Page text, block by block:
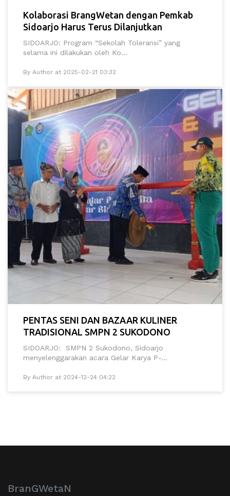
Kolaborasi BrangWetan dengan Pemkab
Sidoarjo Harus Terus Dilanjutkan
SIDOARJO: Program “Sekolah Toleransi” yang
selama ini dilakukan oleh Ko...
By Author at 2025-02-21 03:32
PENTAS SENI DAN BAZAAR KULINER
TRADISIONAL SMPN 2 SUKODONO
SIDOARJO: SMPN 2 Sukodono, Sidoarjo
menyelenggarakan acara Gelar Karya P-...
By Author at 2024-12-24 04:22
BranGWetaN